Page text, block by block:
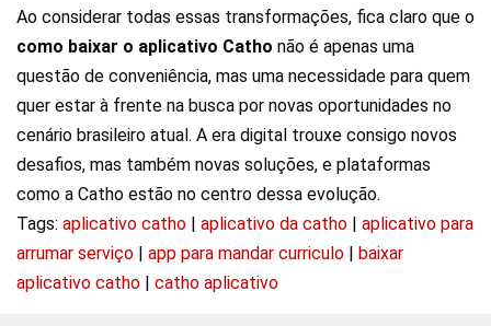
Ao considerar todas essas transformações, fica claro que o
como baixar o aplicativo Catho não é apenas uma
questão de conveniência, mas uma necessidade para quem
quer estar à frente na busca por novas oportunidades no
cenário brasileiro atual. A era digital trouxe consigo novos
desafios, mas também novas soluções, e plataformas
como a Catho estão no centro dessa evolução.
Tags: aplicativo catho | aplicativo da catho | aplicativo para
arrumar serviço | app para mandar curriculo | baixar
aplicativo catho | catho aplicativo